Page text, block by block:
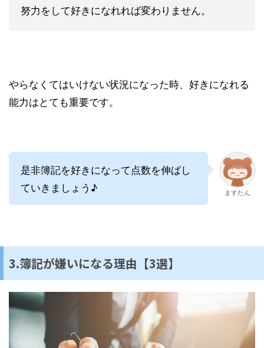
努力をして好きになれれば変わりません。
やらなくてはいけない状況になった時、好きになれる
能力はとても重要です。
是非簿記を好きになって点数を伸ばし
ていきましょう♪
ますたん
3.簿記が嫌いになる理由【3選】